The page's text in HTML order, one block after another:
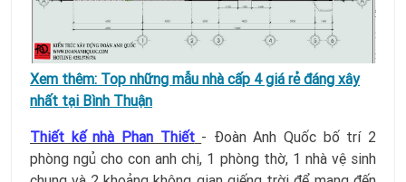
Xem thêm: Top những mẫu nhà cấp 4 giá rẻ đáng xây
nhất tại Bình Thuận
Thiết kế nhà Phan Thiết - Đoàn Anh Quốc bố trí 2
phòng ngủ cho con anh chị, 1 phòng thờ, 1 nhà vệ sinh